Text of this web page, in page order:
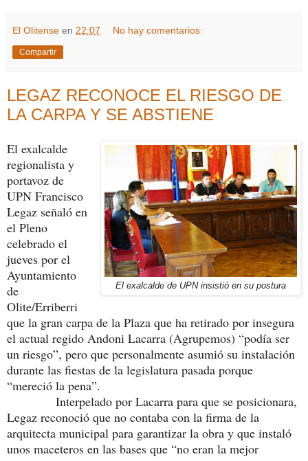
El Olitense en 22:07 No hay comentarios:
Compartir
LEGAZ RECONOCE EL RIESGO DE
LA CARPA Y SE ABSTIENE
El exalcalde de UPN insistió en su postura
El exalcalde
regionalista y
portavoz de
UPN Francisco
Legaz señaló en
el Pleno
celebrado el
jueves por el
Ayuntamiento
de
Olite/Erriberri
que la gran carpa de la Plaza que ha retirado por insegura
el actual regido Andoni Lacarra (Agrupemos) “podía ser
un riesgo”, pero que personalmente asumió su instalación
durante las fiestas de la legislatura pasada porque
“mereció la pena”.
Interpelado por Lacarra para que se posicionara,
Legaz reconoció que no contaba con la firma de la
arquitecta municipal para garantizar la obra y que instaló
unos maceteros en las bases que “no eran la mejor